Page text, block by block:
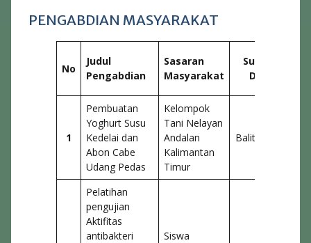
PENGABDIAN MASYARAKAT
No
Judul
Pengabdian
Sasaran
Masyarakat
Sumber
Dana
1
Pembuatan
Yoghurt Susu
Kedelai dan
Abon Cabe
Udang Pedas
Kelompok
Tani Nelayan
Andalan
Kalimantan
Timur
Balitbangda
Pelatihan
pengujian
Aktifitas
antibakteri
Siswa